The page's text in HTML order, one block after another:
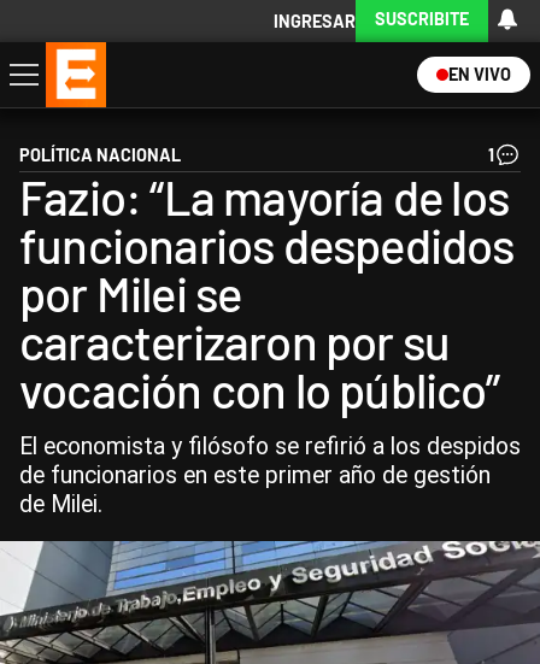
INGRESAR SUSCRIBITE
EN VIVO
Economía
Política
Internacional
Actualidad
Descargá la App
POLÍTICA NACIONAL 1
Fazio: “La mayoría de los
funcionarios despedidos
por Milei se
caracterizaron por su
vocación con lo público”
El economista y filósofo se refirió a los despidos
de funcionarios en este primer año de gestión
de Milei.